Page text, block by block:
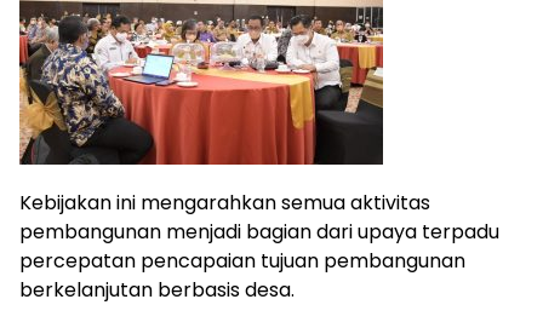
Kebijakan ini mengarahkan semua aktivitas
pembangunan menjadi bagian dari upaya terpadu
percepatan pencapaian tujuan pembangunan
berkelanjutan berbasis desa.